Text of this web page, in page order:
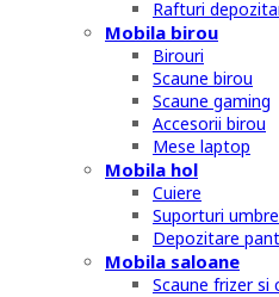
Rafturi
Mobila birou
Birouri
Scaune birou
Scaune gaming
Accesorii birou
Mese laptop
Mobila hol
Cuiere
Suporturi
Depozitare
Mobila saloane
Scaune frizer si